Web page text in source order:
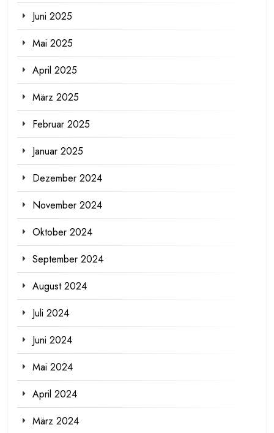
Juni 2025
Mai 2025
April 2025
März 2025
Februar 2025
Januar 2025
Dezember 2024
November 2024
Oktober 2024
September 2024
August 2024
Juli 2024
Juni 2024
Mai 2024
April 2024
März 2024